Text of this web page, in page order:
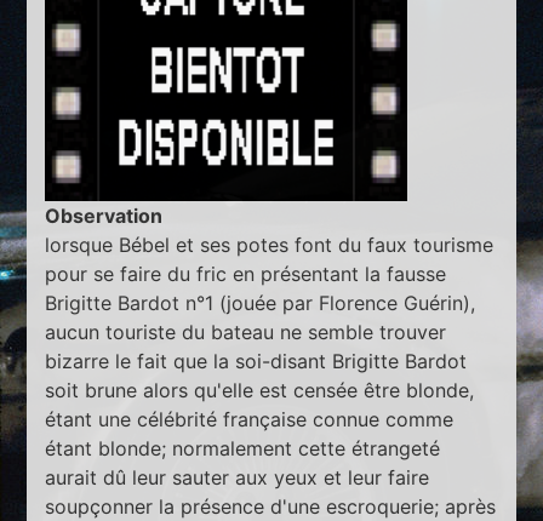
Observation
lorsque Bébel et ses potes font du faux tourisme
pour se faire du fric en présentant la fausse
Brigitte Bardot n°1 (jouée par Florence Guérin),
aucun touriste du bateau ne semble trouver
bizarre le fait que la soi-disant Brigitte Bardot
soit brune alors qu'elle est censée être blonde,
étant une célébrité française connue comme
étant blonde; normalement cette étrangeté
aurait dû leur sauter aux yeux et leur faire
soupçonner la présence d'une escroquerie; après